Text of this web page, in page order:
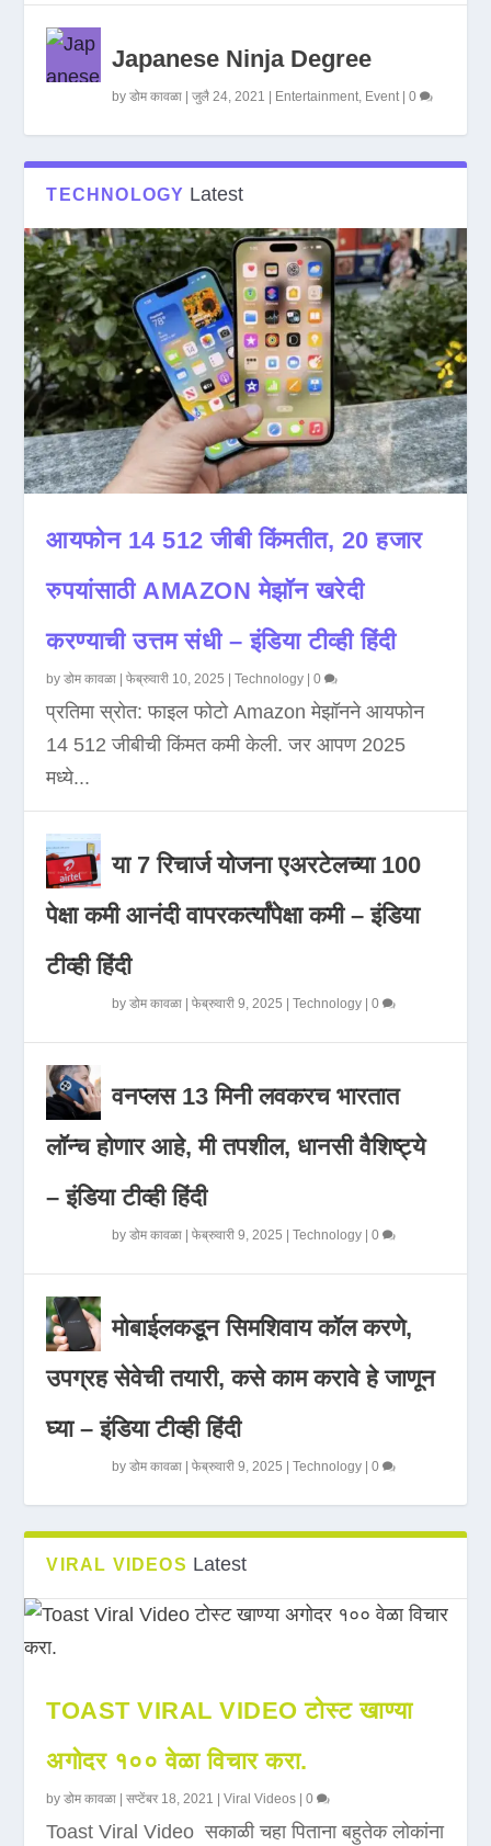
Japanese Ninja Degree
byडोम कावळा |जुलै 24, 2021 Entertainment, Event|0
TECHNOLOGY Latest
आयफोन 14 512 जीबी किंमतीत, 20 हजार
रुपयांसाठी AMAZON मेझॉन खरेदी
करण्याची उत्तम संधी – इंडिया टीव्ही हिंदी
byडोम कावळा |फेब्रुवारी 10, 2025 |Technology |0
प्रतिमा स्रोत: फाइल फोटो Amazon मेझॉनने आयफोन
14 512 जीबीची किंमत कमी केली. जर आपण 2025
मध्ये...
या 7 रिचार्ज योजना एअरटेलच्या 100
पेक्षा कमी आनंदी वापरकर्त्यांपेक्षा कमी – इंडिया
टीव्ही हिंदी
byडोम कावळा |फेब्रुवारी 9, 2025 |Technology |0
वनप्लस 13 मिनी लवकरच भारतात
लॉन्च होणार आहे, मी तपशील, धानसी वैशिष्ट्ये
– इंडिया टीव्ही हिंदी
byडोम कावळा |फेब्रुवारी 9, 2025 |Technology |0
मोबाईलकडून सिमशिवाय कॉल करणे,
उपग्रह सेवेची तयारी, कसे काम करावे हे जाणून
घ्या – इंडिया टीव्ही हिंदी
byडोम कावळा |फेब्रुवारी 9, 2025 |Technology |0
VIRAL VIDEOS Latest
TOAST VIRAL VIDEO टोस्ट खाण्या
अगोदर १०० वेळा विचार करा.
byडोम कावळा |सप्टेंबर 18, 2021 |Viral Videos |0
Toast Viral Video सकाळी चहा पिताना बहुतेक लोकांना